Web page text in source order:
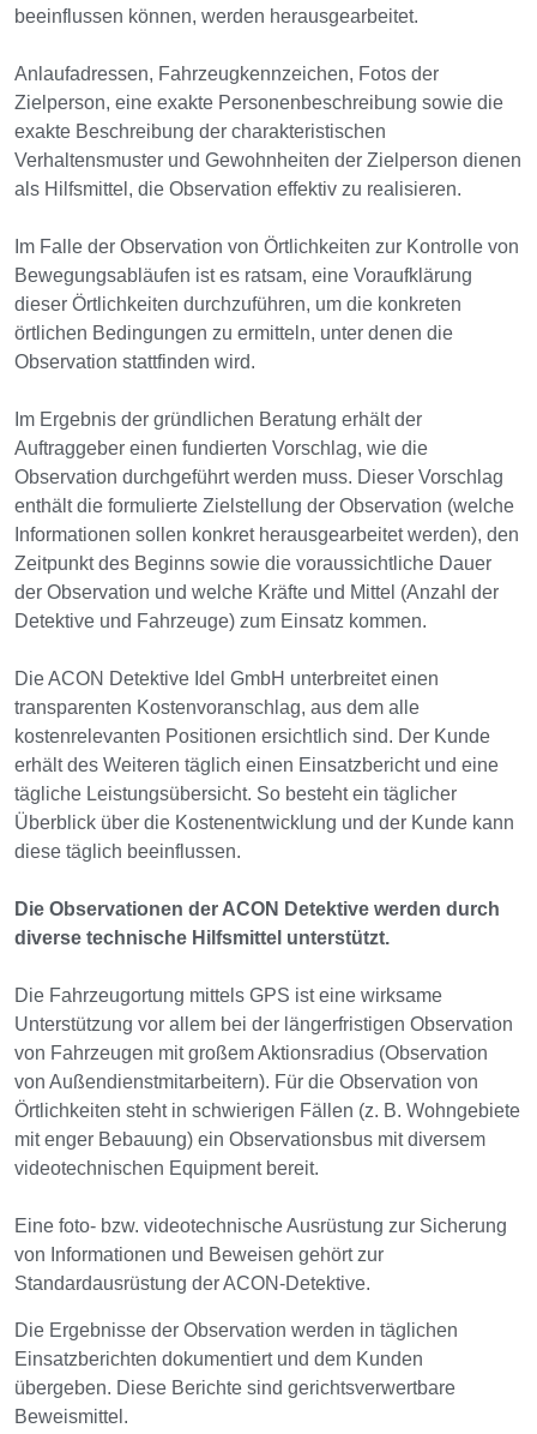
beeinflussen können, werden herausgearbeitet.
Anlaufadressen, Fahrzeugkennzeichen, Fotos der
Zielperson, eine exakte Personenbeschreibung sowie die
exakte Beschreibung der charakteristischen
Verhaltensmuster und Gewohnheiten der Zielperson dienen
als Hilfsmittel, die Observation effektiv zu realisieren.
Im Falle der Observation von Örtlichkeiten zur Kontrolle von
Bewegungsabläufen ist es ratsam, eine Voraufklärung
dieser Örtlichkeiten durchzuführen, um die konkreten
örtlichen Bedingungen zu ermitteln, unter denen die
Observation stattfinden wird.
Im Ergebnis der gründlichen Beratung erhält der
Auftraggeber einen fundierten Vorschlag, wie die
Observation durchgeführt werden muss. Dieser Vorschlag
enthält die formulierte Zielstellung der Observation (welche
Informationen sollen konkret herausgearbeitet werden), den
Zeitpunkt des Beginns sowie die voraussichtliche Dauer
der Observation und welche Kräfte und Mittel (Anzahl der
Detektive und Fahrzeuge) zum Einsatz kommen.
Die ACON Detektive Idel GmbH unterbreitet einen
transparenten Kostenvoranschlag, aus dem alle
kostenrelevanten Positionen ersichtlich sind. Der Kunde
erhält des Weiteren täglich einen Einsatzbericht und eine
tägliche Leistungsübersicht. So besteht ein täglicher
Überblick über die Kostenentwicklung und der Kunde kann
diese täglich beeinflussen.
Die Observationen der ACON Detektive werden durch
diverse technische Hilfsmittel unterstützt.
Die Fahrzeugortung mittels GPS ist eine wirksame
Unterstützung vor allem bei der längerfristigen Observation
von Fahrzeugen mit großem Aktionsradius (Observation
von Außendienstmitarbeitern). Für die Observation von
Örtlichkeiten steht in schwierigen Fällen (z. B. Wohngebiete
mit enger Bebauung) ein Observationsbus mit diversem
videotechnischen Equipment bereit.
Eine foto- bzw. videotechnische Ausrüstung zur Sicherung
von Informationen und Beweisen gehört zur
Standardausrüstung der ACON-Detektive.
Die Ergebnisse der Observation werden in täglichen
Einsatzberichten dokumentiert und dem Kunden
übergeben. Diese Berichte sind gerichtsverwertbare
Beweismittel.